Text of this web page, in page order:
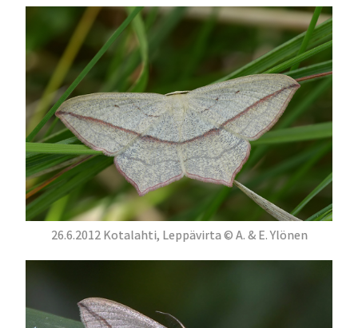
26.6.2012 Kotalahti, Leppävirta © A. & E. Ylönen